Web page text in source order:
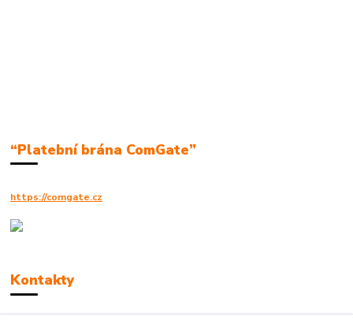
“Platební brána ComGate”
https://comgate.cz
Kontakty